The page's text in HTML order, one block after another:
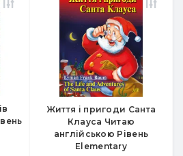
Життя і пригоди Санта
Клауса Читаю
англійською Рівень
Elementary